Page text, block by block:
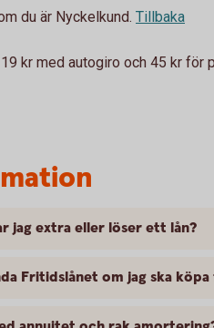
du är Nyckelkund. Tillbaka
kr med autogiro och 45 kr för
jag extra eller löser ett lån?
Fritidslånet om jag ska